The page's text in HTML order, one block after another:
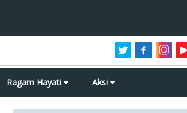
Ragam Hayati Aksi